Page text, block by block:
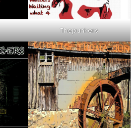
Thepunkers